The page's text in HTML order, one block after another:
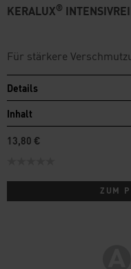
KERALUX®
Für stärkere
Details
Inhalt
13,80 €
ZUM